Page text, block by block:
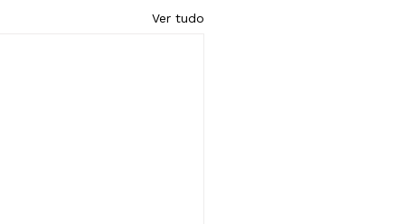
Ver tudo